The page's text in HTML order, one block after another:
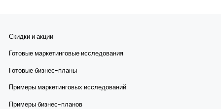
Скидки и акции
Готовые маркетинговые исследования
Готовые бизнес-планы
Примеры маркетинговых исследований
Примеры бизнес-планов